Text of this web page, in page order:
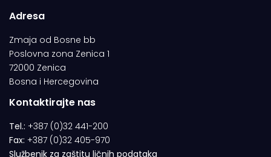
Adresa
Zmaja od Bosne bb
Poslovna zona Zenica 1
72000 Zenica
Bosna i Hercegovina
Kontaktirajte nas
Tel.: +387 (0)32 441-200
Fax: +387 (0)32 405-970
Službenik za zaštitu ličnih podataka